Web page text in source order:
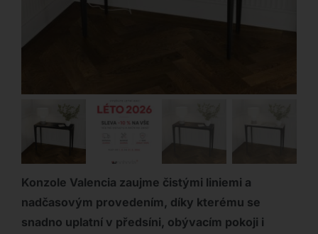
Konzole Valencia zaujme čistými liniemi a
nadčasovým provedením, díky kterému se
snadno uplatní v předsíni, obývacím pokoji i